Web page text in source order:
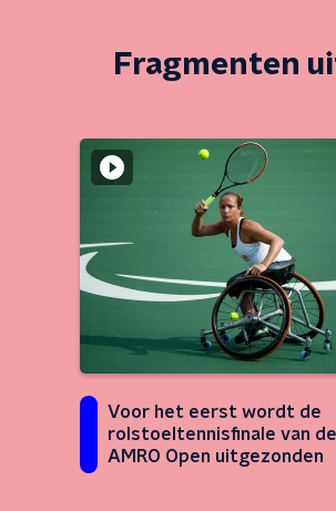
Fragmenten
Voor het eerst wordt de
rolstoeltennisfinale van de
AMRO Open uitgezonden